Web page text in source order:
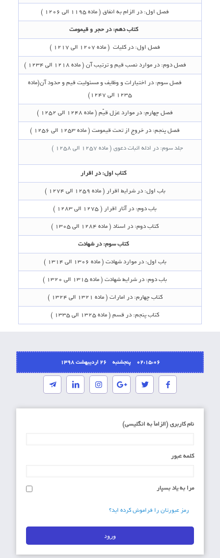
فصل اول‌: در الزام به انفاق ( ماده 1195 الی 1206 )
کتاب دهم‌: در حجر و قیمومت‌
فصل اول‌: در کلیات‌ ‌ ( ماده 1207 الی 1217 )
فصل دوم‌: در موارد نصب قیم و ترتیب آن‌ ( ماده 1218 الی 1234 )
فصل سوم‌: در اختیارات و وظایف و مسئولیت قیم و حدود آن(ماده
1235 الی 1247)
فصل چهارم‌: در موارد عزل قیّم‌ ( ماده 1248 الی 1252 )
فصل پنجم‌: در خروج از تحت قیمومت‌ ( ماده 1253 الی 1256 )
جلد سوم‌: در ادله اثبات دعوی‌ ( ماده 1257 الی 1258 )
کتاب اول‌: در اقرار
باب اول‌: در شرایط اقرار ( ماده 1259 الی 1274 )
باب دوم‌: در آثار اقرار ( 1275 الی 1283 )
کتاب دوم‌: در اسناد ( ماده 1284 الی 1305 )
کتاب سوم‌: در شهادت‌
باب اول‌: در موارد شهادت‌ ( ماده 1306 الی 1314 )
باب دوم‌: در شرایط شهادت‌ ( ماده 1315 الی 1320 )
کتاب چهارم‌: در امارات‌ ( ماده 1321 الی 1324 )
کتاب پنجم‌: در قسم‌ ( ماده 1325 الی 1335 )
02:15:06 پنجشنبه ۲۶ اردیبهشت ۱۳۹۸
نام کاربری (الزاماَ به انگلیسی)
کلمه عبور
مرا به یاد بسپار
رمز عبورتان را فراموش کرده اید؟